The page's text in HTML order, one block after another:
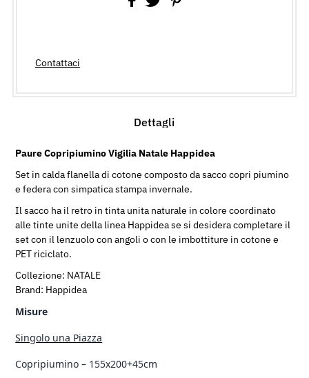
Contattaci
Dettagli
Paure Copripiumino Vigilia Natale Happidea
Set in calda flanella di cotone composto da sacco copri piumino
e federa con simpatica stampa invernale.
Il sacco ha il retro in tinta unita naturale in colore coordinato
alle tinte unite della linea Happidea se si desidera completare il
set con il lenzuolo con angoli o con le imbottiture in cotone e
PET riciclato.
Collezione: NATALE
Brand: Happidea
Misure
Singolo una Piazza
Copripiumino – 155x200+45cm